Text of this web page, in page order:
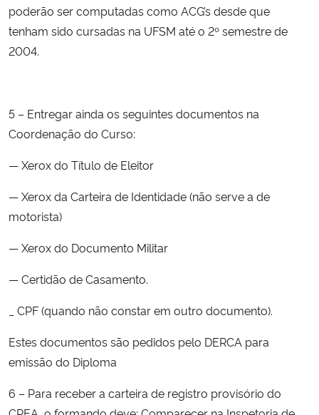
poderão ser computadas como ACG’s desde que
tenham sido cursadas na UFSM até o 2º semestre de
2004.
5 – Entregar ainda os seguintes documentos na
Coordenação do Curso:
— Xerox do Título de Eleitor
— Xerox da Carteira de Identidade (não serve a de
motorista)
— Xerox do Documento Militar
— Certidão de Casamento.
_ CPF (quando não constar em outro documento).
Estes documentos são pedidos pelo DERCA para
emissão do Diploma
6 – Para receber a carteira de registro provisório do